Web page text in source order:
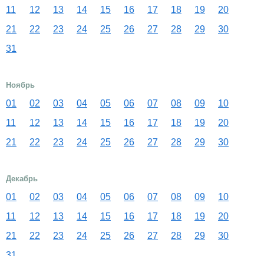
11
12 13 14 15 16 17 18 19
20
21
22 23 24 25 26 27 28 29
30
31
Ноябрь
01 02 03 04 05 06 07 08 09
10
11
12 13 14 15 16 17 18 19
20
21
22 23 24 25 26 27 28 29 30
Декабрь
01 02 03 04 05 06 07 08 09
10
11
12 13 14 15 16 17 18 19
20
21
22 23 24 25 26 27 28 29
30